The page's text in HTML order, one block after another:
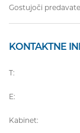
Gostujoči
KONTAKTNE
T:
E:
Kabinet: